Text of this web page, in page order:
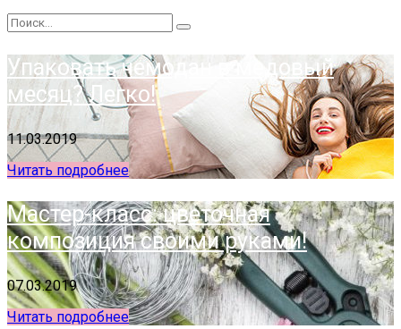
Упаковать чемодан в медовый
месяц? Легко!
11.03.2019
Читать подробнее
Мастер-класс: цветочная
композиция своими руками!
07.03.2019
Читать подробнее